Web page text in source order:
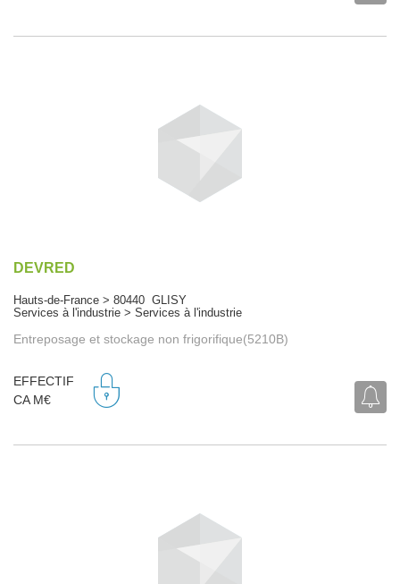
DEVRED
Hauts-de-France > 80440 GLISY
Services à l'industrie > Services à l'industrie
Entreposage et stockage non frigorifique(5210B)
EFFECTIF
CA M€